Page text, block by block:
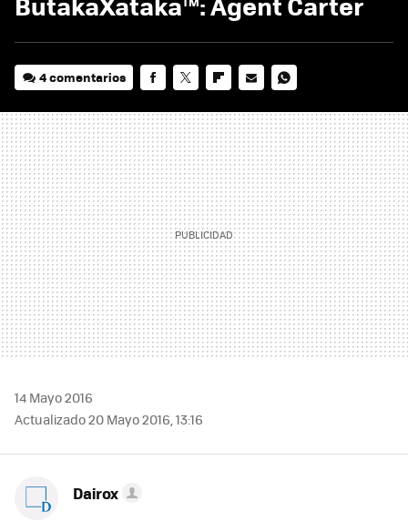
4 comentarios
MAIL
14 Mayo 2016
Actualizado 20 Mayo 2016, 13:16
Dairox